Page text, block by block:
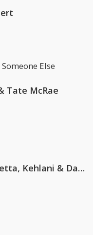
Else
Tate McRae
Hugel, David Guetta, Kehlani & Daecolm